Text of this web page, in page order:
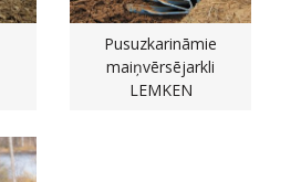
Pusuzkarināmie
maiņvērsējarkli
LEMKEN